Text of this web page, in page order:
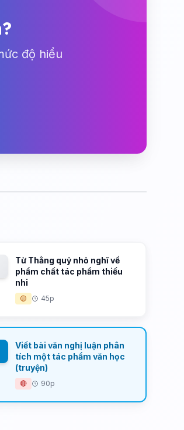
độ hiểu
Từ Thằng quỷ nhỏ nghĩ về
phẩm chất tác phẩm thiếu
nhi
🟡 45p
Viết bài văn nghị luận phân
tích một tác phẩm văn học
(truyện)
🔴 90p